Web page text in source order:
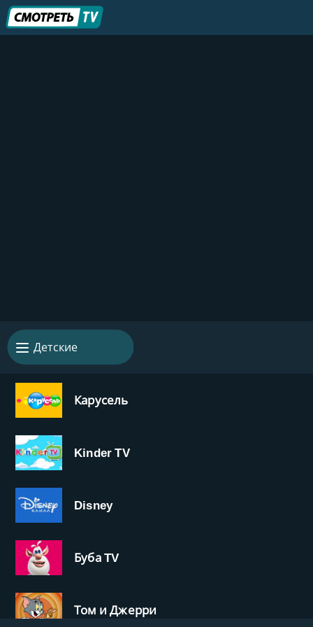
Детские
Карусель
Kinder TV
Disney
Буба TV
Том и Джерри